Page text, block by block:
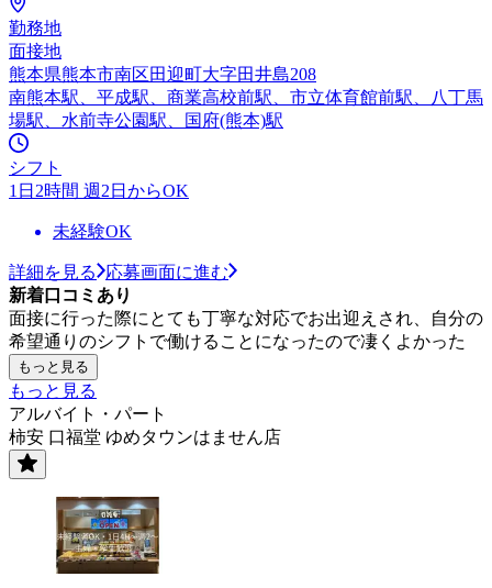
勤務地
面接地
熊本県熊本市南区田迎町大字田井島208
南熊本駅、平成駅、商業高校前駅、市立体育館前駅、八丁馬
場駅、水前寺公園駅、国府(熊本)駅
シフト
1日2時間 週2日からOK
未経験OK
詳細を見る
応募画面に進む
新着口コミあり
面接に行った際にとても丁寧な対応でお出迎えされ、自分の
希望通りのシフトで働けることになったので凄くよかった
もっと見る
もっと見る
アルバイト・パート
柿安 口福堂 ゆめタウンはません店